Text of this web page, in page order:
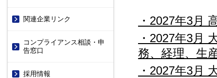
・2027年3月
・2027年3月
務、経理、生
・2027年3月
関連企業リンク
コンプライアンス相談・申
告窓口
採用情報